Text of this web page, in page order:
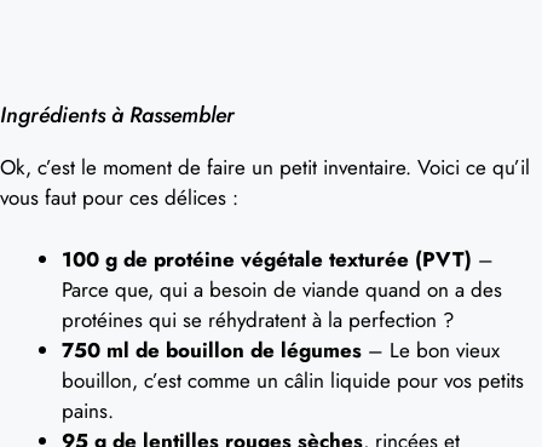
Ingrédients à Rassembler
Ok, c’est le moment de faire un petit inventaire. Voici ce qu’il
vous faut pour ces délices :
100 g de protéine végétale texturée (PVT) –
Parce que, qui a besoin de viande quand on a des
protéines qui se réhydratent à la perfection ?
750 ml de bouillon de légumes – Le bon vieux
bouillon, c’est comme un câlin liquide pour vos petits
pains.
95 g de lentilles rouges sèches, rincées et